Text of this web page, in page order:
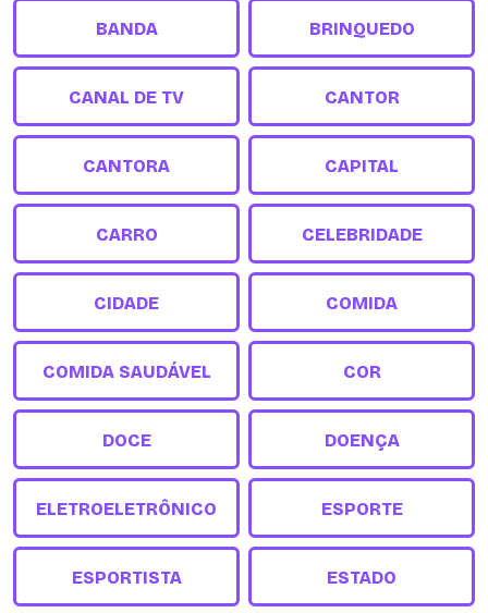
BANDA BRINQUEDO
CANAL DE TV CANTOR
CANTORA CAPITAL
CARRO CELEBRIDADE
CIDADE COMIDA
COMIDA SAUDÁVEL COR
DOCE DOENÇA
ELETROELETRÔNICO ESPORTE
ESPORTISTA ESTADO